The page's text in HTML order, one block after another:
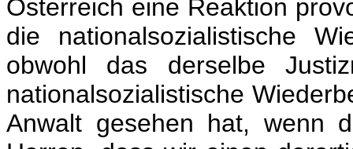
Österreich eine Reaktion
die nationalsozialistische
obwohl das derselbe
nationalsozialistische
Anwalt gesehen hat, wenn